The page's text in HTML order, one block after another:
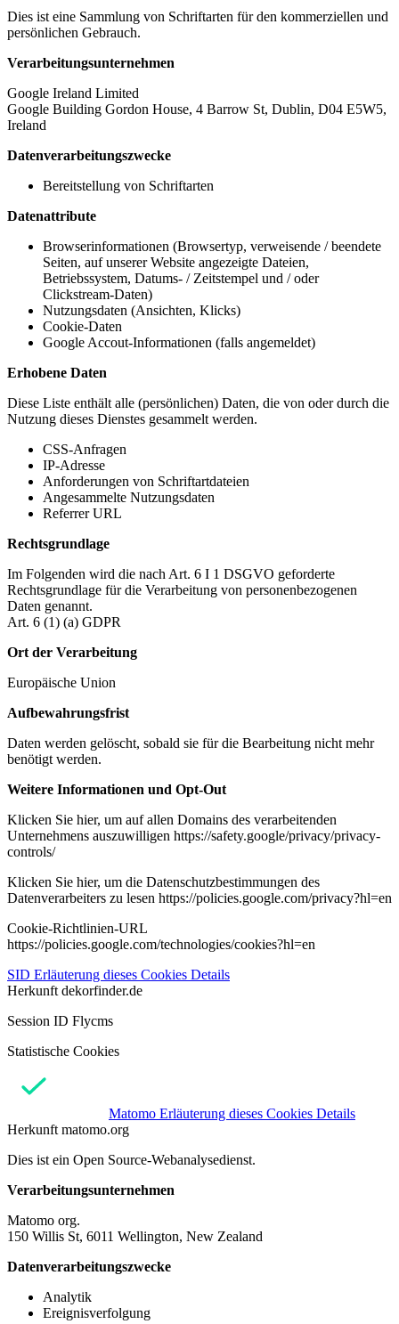
Dies ist eine Sammlung von Schriftarten für den kommerziellen und
persönlichen Gebrauch.
Verarbeitungsunternehmen
Google Ireland Limited
Google Building Gordon House, 4 Barrow St, Dublin, D04 E5W5,
Ireland
Datenverarbeitungszwecke
Bereitstellung von Schriftarten
Datenattribute
Browserinformationen (Browsertyp, verweisende / beendete
Seiten, auf unserer Website angezeigte Dateien,
Betriebssystem, Datums- / Zeitstempel und / oder
Clickstream-Daten)
Nutzungsdaten (Ansichten, Klicks)
Cookie-Daten
Google Accout-Informationen (falls angemeldet)
Erhobene Daten
Diese Liste enthält alle (persönlichen) Daten, die von oder durch die
Nutzung dieses Dienstes gesammelt werden.
CSS-Anfragen
IP-Adresse
Anforderungen von Schriftartdateien
Angesammelte Nutzungsdaten
Referrer URL
Rechtsgrundlage
Im Folgenden wird die nach Art. 6 I 1 DSGVO geforderte
Rechtsgrundlage für die Verarbeitung von personenbezogenen
Daten genannt.
Art. 6 (1) (a) GDPR
Ort der Verarbeitung
Europäische Union
Aufbewahrungsfrist
Daten werden gelöscht, sobald sie für die Bearbeitung nicht mehr
benötigt werden.
Weitere Informationen und Opt-Out
Klicken Sie hier, um auf allen Domains des verarbeitenden
Unternehmens auszuwilligen https://safety.google/privacy/privacy-
controls/
Klicken Sie hier, um die Datenschutzbestimmungen des
Datenverarbeiters zu lesen https://policies.google.com/privacy?hl=en
Cookie-Richtlinien-URL
https://policies.google.com/technologies/cookies?hl=en
SID Erläuterung dieses Cookies Details
Herkunft dekorfinder.de
Session ID Flycms
Statistische Cookies
Matomo Erläuterung dieses Cookies Details
Herkunft matomo.org
Dies ist ein Open Source-Webanalysedienst.
Verarbeitungsunternehmen
Matomo org.
150 Willis St, 6011 Wellington, New Zealand
Datenverarbeitungszwecke
Analytik
Ereignisverfolgung